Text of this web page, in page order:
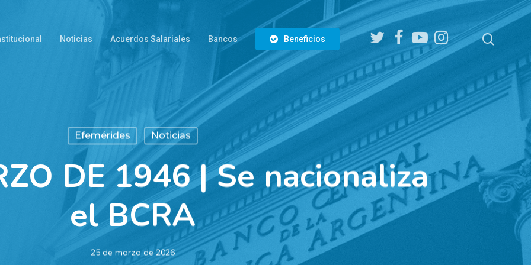
Noticias Acuerdos Salariales Bancos Beneficios
twitter facebookyoutubeinstagram
Efemérides Noticias
DE 1946 | Se nacionaliza
el BCRA
25 de marzo de 2026